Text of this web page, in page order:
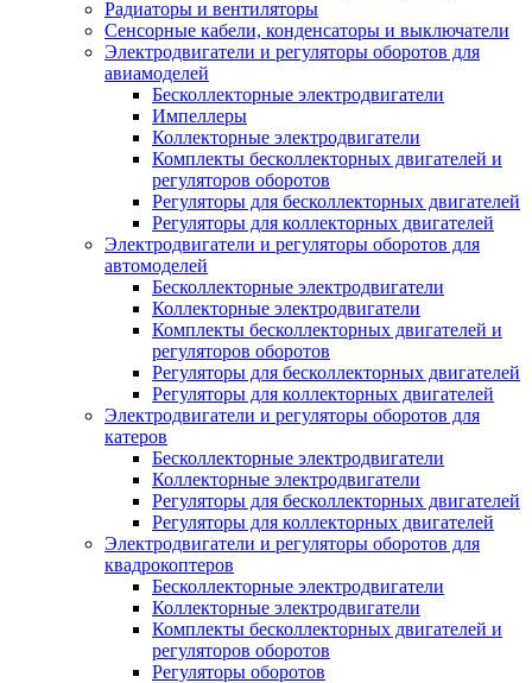
Радиаторы и вентиляторы
Сенсорные кабели, конденсаторы и выключатели
Электродвигатели и регуляторы оборотов для
авиамоделей
Бесколлекторные электродвигатели
Импеллеры
Коллекторные электродвигатели
Комплекты бесколлекторных двигателей и
регуляторов оборотов
Регуляторы для бесколлекторных двигателей
Регуляторы для коллекторных двигателей
Электродвигатели и регуляторы оборотов для
автомоделей
Бесколлекторные электродвигатели
Коллекторные электродвигатели
Комплекты бесколлекторных двигателей и
регуляторов оборотов
Регуляторы для бесколлекторных двигателей
Регуляторы для коллекторных двигателей
Электродвигатели и регуляторы оборотов для
катеров
Бесколлекторные электродвигатели
Коллекторные электродвигатели
Регуляторы для бесколлекторных двигателей
Регуляторы для коллекторных двигателей
Электродвигатели и регуляторы оборотов для
квадрокоптеров
Бесколлекторные электродвигатели
Коллекторные электродвигатели
Комплекты бесколлекторных двигателей и
регуляторов оборотов
Регуляторы оборотов